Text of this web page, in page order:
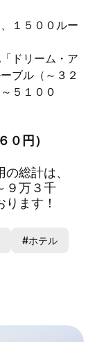
１５００ルー
ドリーム・ア
ブル（～３２
５１００
０円）
総計は、
９万３千
ます！
#ホテル